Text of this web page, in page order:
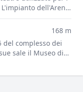
dell'Arena
il principale parco
168 m
del complesso dei
sale il Museo di